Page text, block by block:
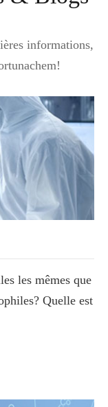
informations,
les mêmes que
Quelle est